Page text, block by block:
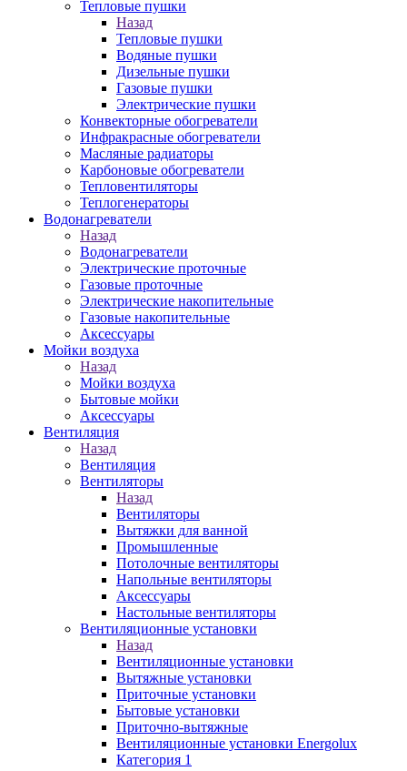
Тепловые пушки
Назад
Тепловые пушки
Водяные пушки
Дизельные пушки
Газовые пушки
Электрические пушки
Конвекторные обогреватели
Инфракрасные обогреватели
Масляные радиаторы
Карбоновые обогреватели
Тепловентиляторы
Теплогенераторы
Водонагреватели
Назад
Водонагреватели
Электрические проточные
Газовые проточные
Электрические накопительные
Газовые накопительные
Аксессуары
Мойки воздуха
Назад
Мойки воздуха
Бытовые мойки
Аксессуары
Вентиляция
Назад
Вентиляция
Вентиляторы
Назад
Вентиляторы
Вытяжки для ванной
Промышленные
Потолочные вентиляторы
Напольные вентиляторы
Аксессуары
Настольные вентиляторы
Вентиляционные установки
Назад
Вентиляционные установки
Вытяжные установки
Приточные установки
Бытовые установки
Приточно-вытяжные
Вентиляционные установки Energolux
Категория 1